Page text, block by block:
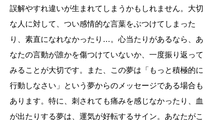
誤解やすれ違いが生まれてしまうかもしれません。大切
な人に対して、つい感情的な言葉をぶつけてしまった
り、素直になれなかったり…。心当たりがあるなら、あ
なたの言動が誰かを傷つけていないか、一度振り返って
みることが大切です。また、この夢は「もっと積極的に
行動しなさい」という夢からのメッセージである場合も
あります。特に、刺されても痛みを感じなかったり、血
が出たりする夢は、運気が好転するサイン。あなたがこ